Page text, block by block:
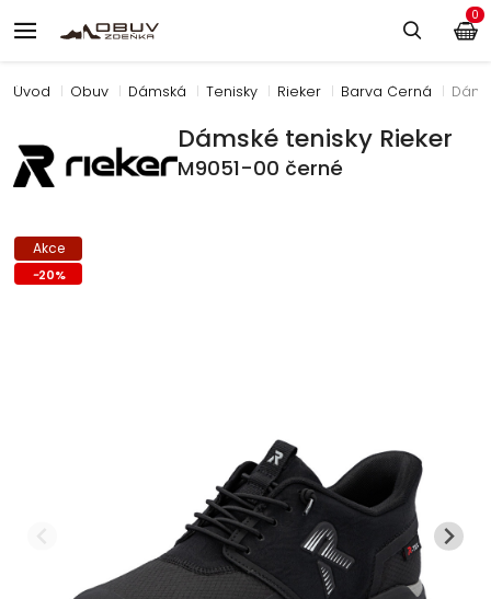
Úvod Obuv Dámská Tenisky Rieker Barva Černá
Dámské tenisky Rieker
M9051-00 černé
Akce
-20%
0